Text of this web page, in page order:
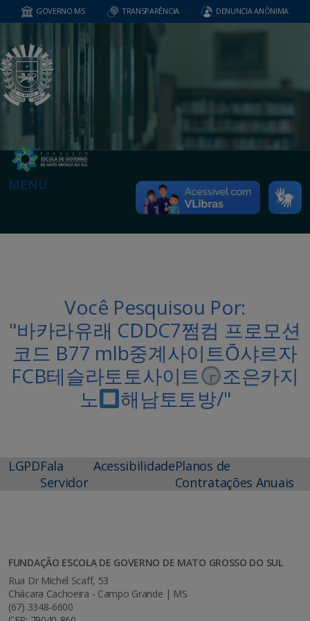
GOVERNO MS TRANSPARÊNCIA DENUNCIA ANÔNIMA
MENU
Você Pesquisou Por:
"바카라유래 CDDC7쩜컴 프로모션
코드 B77 mlb중계사이트Ō샤르자
FCВ테슬라토토사이트
조은카지
노
해남토토방/"
LGPDFala
Servidor
AcessibilidadePlanos de
Contratações Anuais
FUNDAÇÃO ESCOLA DE GOVERNO DE MATO GROSSO DO SUL
Rua Dr Michel Scaff, 53
Chácara Cachoeira - Campo Grande | MS
(67) 3348-6600